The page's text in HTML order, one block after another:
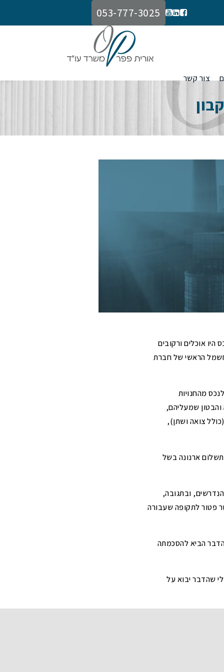
053-777-3025
צור קשר
אוכלים ורקובים
הראשי של חברת
מהחנויות
שמעליהם,
צואה ושתן),
ארנונה בשל
ובתגובה,
שנמשכה 4 חודשים, אך סרבה לאשר פטור לתקופה שעבורה
הביא להסכמתה
שהדבר יבוא על